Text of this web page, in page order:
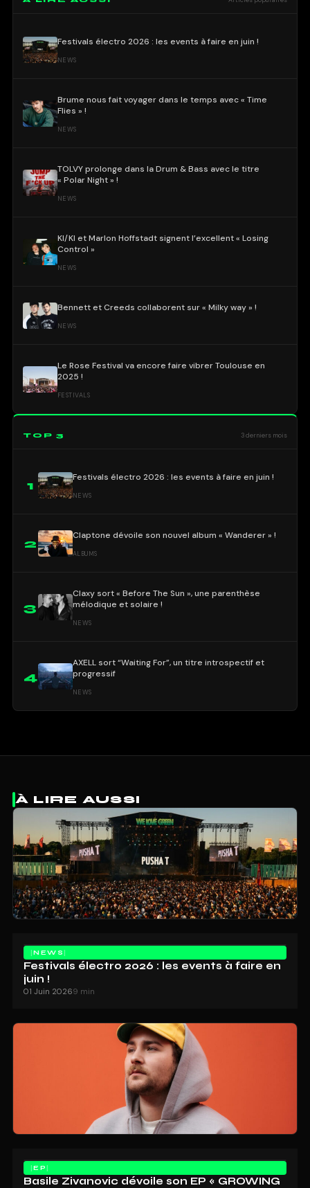
Festivals électro 2026 : les events à faire en juin !
NEWS
Brume nous fait voyager dans le temps avec « Time
Flies » !
NEWS
TOLVY prolonge dans la Drum & Bass avec le titre
« Polar Night » !
NEWS
KI/KI et Marlon Hoffstadt signent l’excellent « Losing
Control »
NEWS
Bennett et Creeds collaborent sur « Milky way » !
NEWS
Le Rose Festival va encore faire vibrer Toulouse en
2025 !
FESTIVALS
TOP 3 3 derniers mois
1
Festivals électro 2026 : les events à faire en juin !
NEWS
2
Claptone dévoile son nouvel album « Wanderer » !
ALBUMS
3
Claxy sort « Before The Sun », une parenthèse
mélodique et solaire !
NEWS
4
AXELL sort “Waiting For”, un titre introspectif et
progressif
NEWS
À LIRE AUSSI
NEWS
Festivals électro 2026 : les events à faire en
juin !
01 Juin 20269 min
EP
Basile Zivanovic dévoile son EP « GROWING